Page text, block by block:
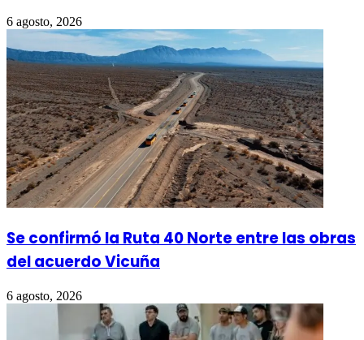
6 agosto, 2026
Se confirmó la Ruta 40 Norte entre las obras
del acuerdo Vicuña
6 agosto, 2026